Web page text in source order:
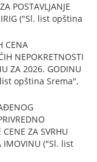
POSTAVLJANJE
IRIG ("Sl. list opština
CENA
NEPOKRETNOSTI
ZA 2026. GODINU
list opština Srema",
CENE ZA SVRHU
IMOVINU ("Sl. list